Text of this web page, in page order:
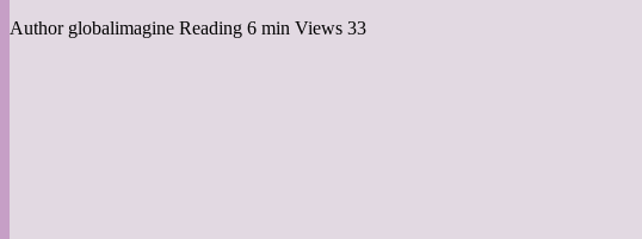
Author globalimagine Reading 6 min Views 33